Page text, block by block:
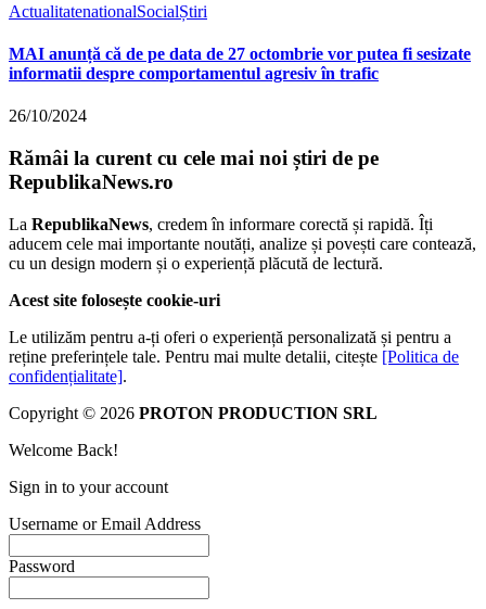
ActualitatenationalSocialȘtiri
MAI anunță că de pe data de 27 octombrie vor putea fi sesizate
informatii despre comportamentul agresiv în trafic
26/10/2024
Rămâi la curent cu cele mai noi știri de pe
RepublikaNews.ro
La RepublikaNews, credem în informare corectă și rapidă. Îți
aducem cele mai importante noutăți, analize și povești care contează,
cu un design modern și o experiență plăcută de lectură.
Acest site folosește cookie-uri
Le utilizăm pentru a-ți oferi o experiență personalizată și pentru a
reține preferințele tale. Pentru mai multe detalii, citește [Politica de
confidențialitate].
Copyright © 2026 PROTON PRODUCTION SRL
Welcome Back!
Sign in to your account
Username or Email Address
Password